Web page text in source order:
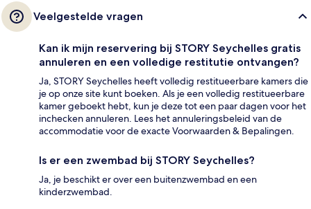
Veelgestelde vragen
Kan ik mijn reservering bij STORY Seychelles gratis
annuleren en een volledige restitutie ontvangen?
Ja, STORY Seychelles heeft volledig restitueerbare kamers die
je op onze site kunt boeken. Als je een volledig restitueerbare
kamer geboekt hebt, kun je deze tot een paar dagen voor het
inchecken annuleren. Lees het annuleringsbeleid van de
accommodatie voor de exacte Voorwaarden & Bepalingen.
Is er een zwembad bij STORY Seychelles?
Ja, je beschikt er over een buitenzwembad en een
kinderzwembad.